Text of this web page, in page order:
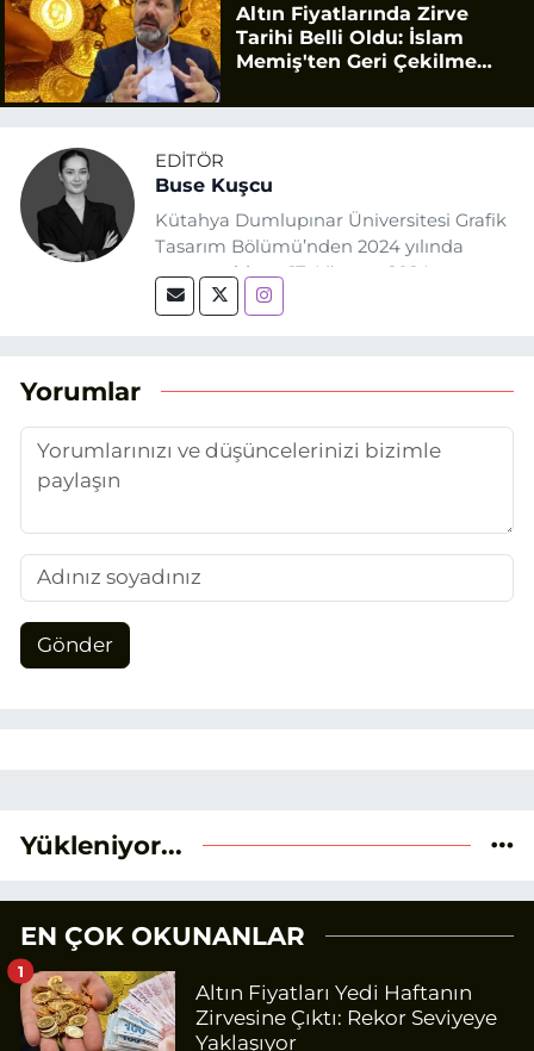
Altın Fiyatlarında Zirve
Tarihi Belli Oldu: İslam
Memiş'ten Geri Çekilme
EDITÖR
Buse Kuşcu
Kütahya Dumlupınar Üniversitesi Grafik
Tasarım Bölümü’nden 2024 yılında
mezun oldum. 17 Ağustos 2024
tarihinde, Grafik Tasarım alanında staj
adım attım.
Yorumlar
Gönder
Yükleniyor...
EN ÇOK OKUNANLAR
Altın Fiyatları Yedi Haftanın
Zirvesine Çıktı: Rekor Seviyeye
Yaklaşıyor
1